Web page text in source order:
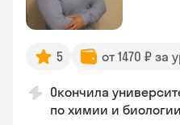
5 от 1470 ₽ за
Окончила
по химии и биологии